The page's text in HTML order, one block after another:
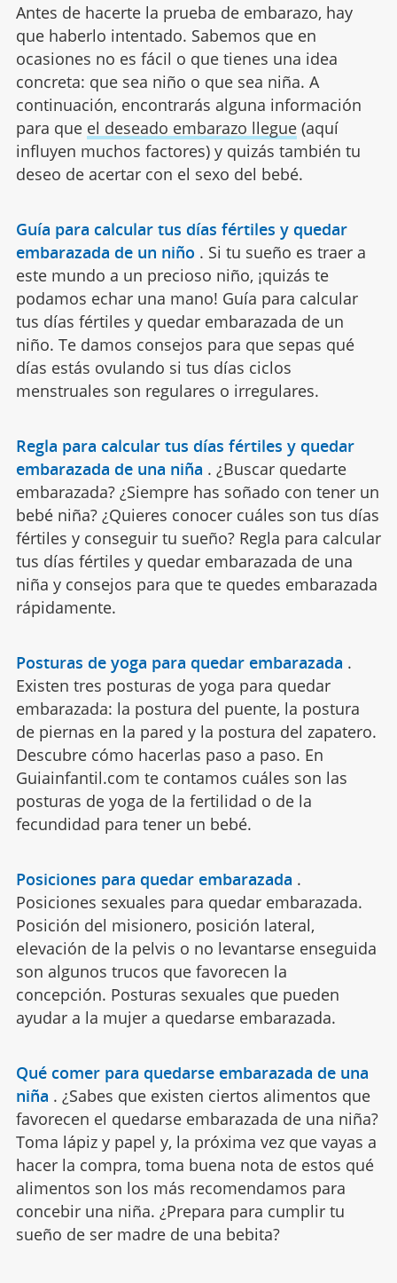
Antes de hacerte la prueba de embarazo, hay
que haberlo intentado. Sabemos que en
ocasiones no es fácil o que tienes una idea
concreta: que sea niño o que sea niña. A
continuación, encontrarás alguna información
para que el deseado embarazo llegue(aquí
influyen muchos factores) y quizás también tu
deseo de acertar con el sexo del bebé.
Guía para calcular tus días fértiles y quedar
embarazada de un niño . Si tu sueño es traer a
este mundo a un precioso niño, ¡quizás te
podamos echar una mano! Guía para calcular
tus días fértiles y quedar embarazada de un
niño. Te damos consejos para que sepas qué
días estás ovulando si tus días ciclos
menstruales son regulares o irregulares.
Regla para calcular tus días fértiles y quedar
embarazada de una niña . ¿Buscar quedarte
embarazada? ¿Siempre has soñado con tener un
bebé niña? ¿Quieres conocer cuáles son tus días
fértiles y conseguir tu sueño? Regla para calcular
tus días fértiles y quedar embarazada de una
niña y consejos para que te quedes embarazada
rápidamente.
Posturas de yoga para quedar embarazada .
Existen tres posturas de yoga para quedar
embarazada: la postura del puente, la postura
de piernas en la pared y la postura del zapatero.
Descubre cómo hacerlas paso a paso. En
Guiainfantil.com te contamos cuáles son las
posturas de yoga de la fertilidad o de la
fecundidad para tener un bebé.
Posiciones para quedar embarazada .
Posiciones sexuales para quedar embarazada.
Posición del misionero, posición lateral,
elevación de la pelvis o no levantarse enseguida
son algunos trucos que favorecen la
concepción. Posturas sexuales que pueden
ayudar a la mujer a quedarse embarazada.
Qué comer para quedarse embarazada de una
niña . ¿Sabes que existen ciertos alimentos que
favorecen el quedarse embarazada de una niña?
Toma lápiz y papel y, la próxima vez que vayas a
hacer la compra, toma buena nota de estos qué
alimentos son los más recomendamos para
concebir una niña. ¿Prepara para cumplir tu
sueño de ser madre de una bebita?